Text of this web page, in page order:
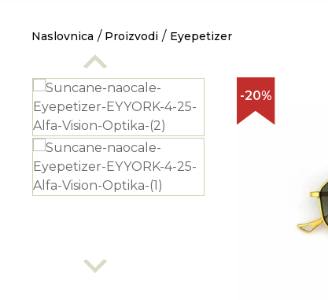
Naslovnica Proizvodi Eyepetizer
-20%